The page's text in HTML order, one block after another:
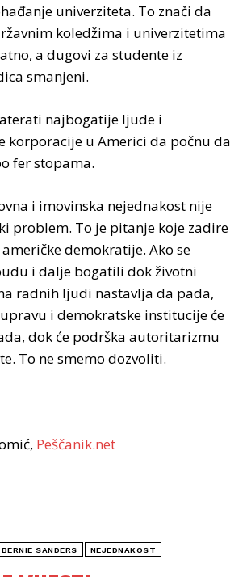
univerziteta. To znači da
koledžima i univerzitetima
a dugovi za studente iz
smanjeni.
najbogatije ljude i
korporacije u Americi da počnu da
fer stopama.
i imovinska nejednakost nije
problem. To je pitanje koje zadire
demokratije. Ako se
i dalje bogatili dok životni
radnih ljudi nastavlja da pada,
i demokratske institucije će
dok će podrška autoritarizmu
To ne smemo dozvoliti.
Peščanik.net
BERNIE SANDERS NEJEDNAKOST